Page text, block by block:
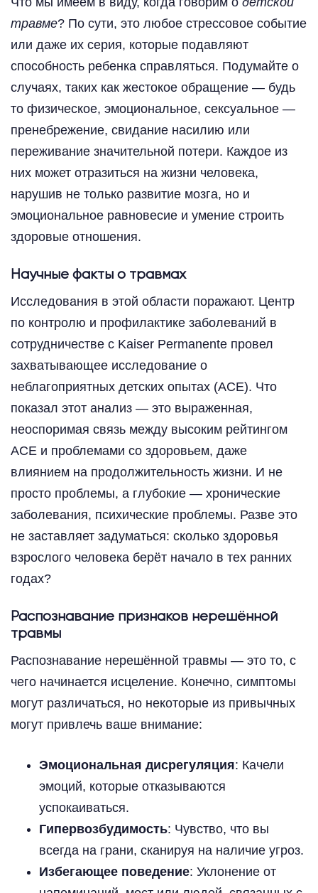
травме? По сути, это любое стрессовое событие
или даже их серия, которые подавляют
способность ребенка справляться. Подумайте о
случаях, таких как жестокое обращение — будь
то физическое, эмоциональное, сексуальное —
пренебрежение, свидание насилию или
переживание значительной потери. Каждое из
них может отразиться на жизни человека,
нарушив не только развитие мозга, но и
эмоциональное равновесие и умение строить
здоровые отношения.
Научные факты о травмах
Исследования в этой области поражают. Центр
по контролю и профилактике заболеваний в
сотрудничестве с Kaiser Permanente провел
захватывающее исследование о
неблагоприятных детских опытах (ACE). Что
показал этот анализ — это выраженная,
неоспоримая связь между высоким рейтингом
ACE и проблемами со здоровьем, даже
влиянием на продолжительность жизни. И не
просто проблемы, а глубокие — хронические
заболевания, психические проблемы. Разве это
не заставляет задуматься: сколько здоровья
взрослого человека берёт начало в тех ранних
годах?
Распознавание признаков нерешённой
травмы
Распознавание нерешённой травмы — это то, с
чего начинается исцеление. Конечно, симптомы
могут различаться, но некоторые из привычных
могут привлечь ваше внимание:
Эмоциональная дисрегуляция: Качели
эмоций, которые отказываются
успокаиваться.
Гипервозбудимость: Чувство, что вы
всегда на грани, сканируя на наличие угроз.
Избегающее поведение: Уклонение от